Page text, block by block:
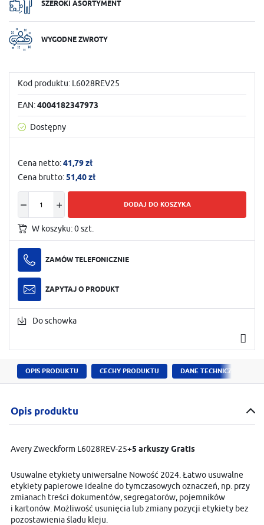
SZEROKI ASORTYMENT
WYGODNE ZWROTY
Kod produktu: L6028REV25
EAN:4004182347973
Dostępny
Cena netto:41,79 zł
Cena brutto:51,40 zł
DODAJ DO KOSZYKA
W koszyku:0szt.
ZAMÓW TELEFONICZNIE
ZAPYTAJ O PRODUKT
Do schowka
OPIS PRODUKTU CECHY PRODUKTU DANE TECHNICZNE
Opis produktu
Avery Zweckform L6028REV-25+5 arkuszy Gratis
Usuwalne etykiety uniwersalne Nowość 2024. Łatwo usuwalne
etykiety papierowe idealne do tymczasowych oznaczeń, np. przy
zmianach treści dokumentów, segregatorów, pojemników
i kartonów. Możliwość usunięcia lub zmiany pozycji etykiety bez
pozostawienia śladu kleju.